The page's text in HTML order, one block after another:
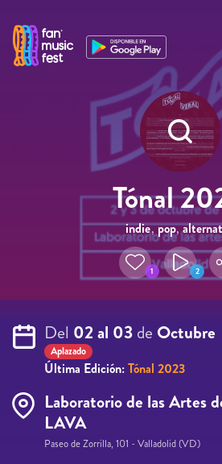
Tónal
indie,pop,
,urban
1 2
Del 02 al 03de Octubre
Aplazado
Última Edición:Tónal 2023
Laboratorio de las Artes
LAVA
Paseo de Zorrilla, 101 - Valladolid (VD)